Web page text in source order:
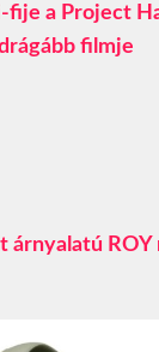
fije a Project
filmje
árnyalatú